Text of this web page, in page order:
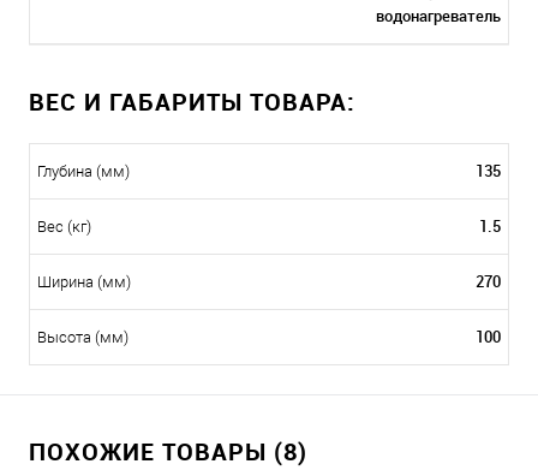
водонагреватель
ВЕС И ГАБАРИТЫ ТОВАРА:
Глубина (мм) 135
Вес (кг) 1.5
Ширина (мм) 270
Высота (мм) 100
ПОХОЖИЕ ТОВАРЫ (8)